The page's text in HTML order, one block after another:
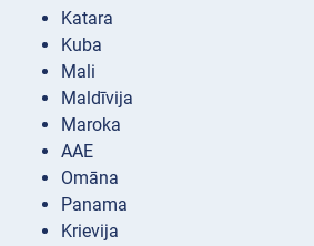
Katara
Kuba
Mali
Maldīvija
Maroka
AAE
Omāna
Panama
Krievija